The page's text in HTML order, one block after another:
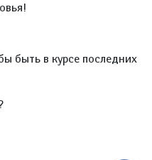
быть в курсе последних